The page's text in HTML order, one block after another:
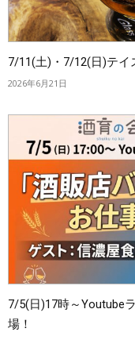
7/11(土)・7/12(日)テイ
2026年6月21日
7/5(日)17時～Youtube
場！